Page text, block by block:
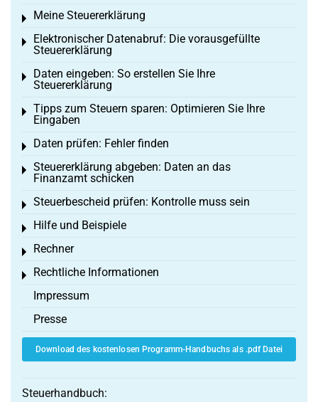
Meine Steuererklärung
Toggle menu
Elektronischer Datenabruf: Die vorausgefüllte
Steuererklärung
Toggle menu
Daten eingeben: So erstellen Sie Ihre
Steuererklärung
Toggle menu
Tipps zum Steuern sparen: Optimieren Sie Ihre
Eingaben
Toggle menu
Daten prüfen: Fehler finden
Toggle menu
Steuererklärung abgeben: Daten an das
Finanzamt schicken
Toggle menu
Steuerbescheid prüfen: Kontrolle muss sein
Toggle menu
Hilfe und Beispiele
Toggle menu
Rechner
Toggle menu
Rechtliche Informationen
Toggle menu
Impressum
Presse
Download des kostenlosen Programm-Handbuchs als .pdf Datei
Steuerhandbuch: